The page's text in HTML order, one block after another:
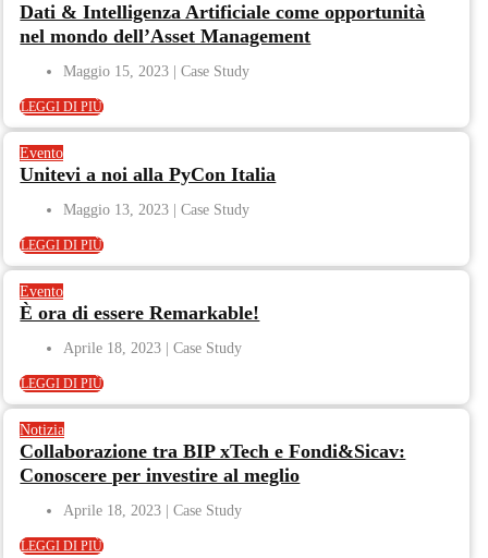
Dati & Intelligenza Artificiale come opportunità
nel mondo dell’Asset Management​
Maggio 15, 2023
LEGGI DI PIÙ
Evento
Unitevi a noi alla PyCon Italia
Maggio 13, 2023
LEGGI DI PIÙ
Evento
È ora di essere Remarkable!
Aprile 18, 2023
LEGGI DI PIÙ
Notizia
Collaborazione tra BIP xTech e Fondi&Sicav:
Conoscere per investire al meglio
Aprile 18, 2023
LEGGI DI PIÙ